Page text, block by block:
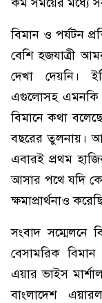
বিমান ও পর্যটন
বেশি হজযাত্রী
দেখা দেয়নি।
এগুলোসহ এমনকি
বিমানে কথা
বছরের তুলনায়।
এবারই প্রথম
আসার পথে যদি
ক্ষমাপ্রার্থনাও
সংবাদ সম্মেলনে
বেসামরিক
এয়ার ভাইস
বাংলাদেশ